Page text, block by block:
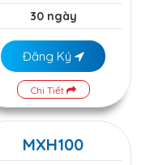
30 ngày
Đăng Ký
Chi Tiết
MXH100